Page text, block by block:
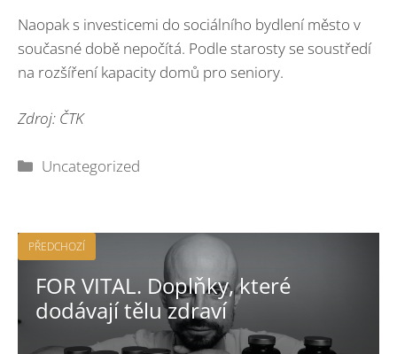
Naopak s investicemi do sociálního bydlení město v
současné době nepočítá. Podle starosty se soustředí
na rozšíření kapacity domů pro seniory.
Zdroj: ČTK
Rubriky
Uncategorized
PŘEDCHOZÍ
FOR VITAL. Doplňky, které
dodávají tělu zdraví